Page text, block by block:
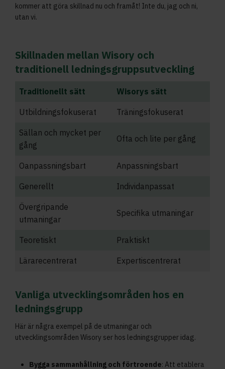
kommer att göra skillnad nu och framåt! Inte du, jag och ni,
utan vi.
Skillnaden mellan Wisory och
traditionell ledningsgruppsutveckling
Traditionellt sätt Wisorys sätt
Utbildningsfokuserat Träningsfokuserat
Sällan och mycket per
gång
Ofta och lite per gång
Oanpassningsbart Anpassningsbart
Generellt Individanpassat
Övergripande
utmaningar
Specifika utmaningar
Teoretiskt Praktiskt
Lärarecentrerat Expertiscentrerat
Vanliga utvecklingsområden hos en
ledningsgrupp
Här är några exempel på de utmaningar och
utvecklingsområden Wisory ser hos ledningsgrupper idag.
Bygga sammanhållning och förtroende: Att etablera